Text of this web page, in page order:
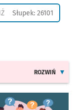
Przystanek na życzenie
Słupek: 26101
ROZWIŃ